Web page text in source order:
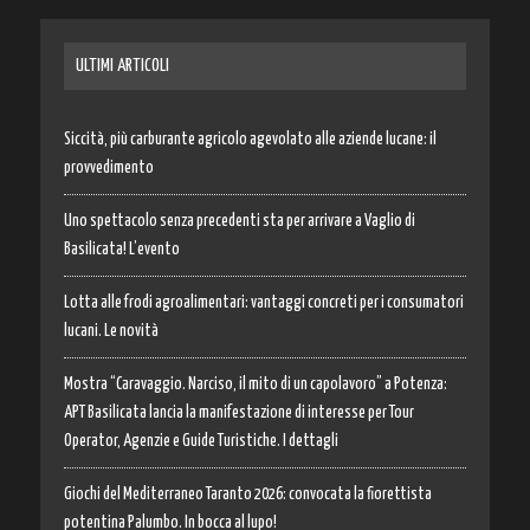
ULTIMI ARTICOLI
Siccità, più carburante agricolo agevolato alle aziende lucane: il
provvedimento
Uno spettacolo senza precedenti sta per arrivare a Vaglio di
Basilicata! L’evento
Lotta alle frodi agroalimentari: vantaggi concreti per i consumatori
lucani. Le novità
Mostra “Caravaggio. Narciso, il mito di un capolavoro” a Potenza:
APT Basilicata lancia la manifestazione di interesse per Tour
Operator, Agenzie e Guide Turistiche. I dettagli
Giochi del Mediterraneo Taranto 2026: convocata la fiorettista
potentina Palumbo. In bocca al lupo!